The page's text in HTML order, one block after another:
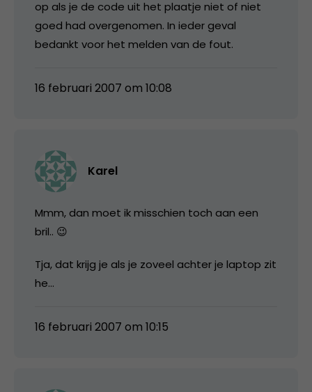
op als je de code uit het plaatje niet of niet
goed had overgenomen. In ieder geval
bedankt voor het melden van de fout.
16 februari 2007 om 10:08
Karel
Mmm, dan moet ik misschien toch aan een
bril.. 😉
Tja, dat krijg je als je zoveel achter je laptop zit
he…
16 februari 2007 om 10:15